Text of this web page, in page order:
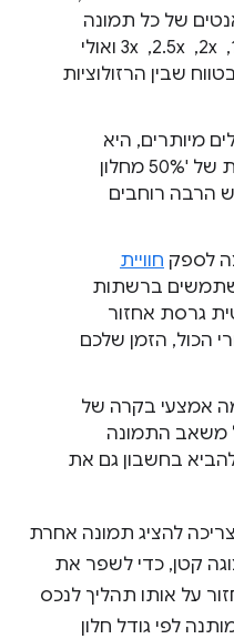
של כל תמונה
ברזולוציות שונות: 1x, ‏ 1.5x, ‏ 2x, ‏ 2.5x, ‏ 3x ואולי
שבין הרזולוציות
מיותרים, היא
צריכה להבין מה המשמעות של '50% מחלון
הרבה רוחבים
לספק חוויית
ברשתות
גרסת אחזור
הכול, הזמן שלכם
אמצעי בקרה של
משאב התמונה
בחשבון גם את
להציג תמונה אחרת
התצוגה קטן, כדי לשפר את
על אותו תהליך לנכס
לפי גודל חלון